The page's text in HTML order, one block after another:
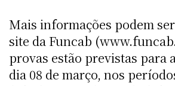
Mais informações podem
site da Funcab
provas estão previstas para
dia 08 de março, nos